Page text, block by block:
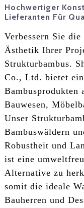
Hochwertiger
Lieferanten Für
Verbessern Sie
Ästhetik Ihrer
Strukturbambus.
Co., Ltd. bietet
Bauwesen,
Unser
Bambuswäldern
Robustheit und
ist eine
Alternative zu
somit die ideale
Bauherren und